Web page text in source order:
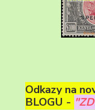
Odkazy na
BLOGU -